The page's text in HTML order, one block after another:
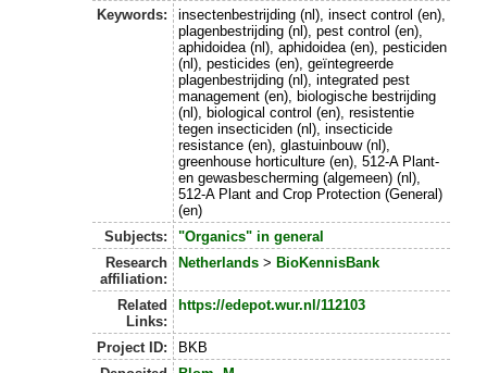
Keywords:
insectenbestrijding (nl), insect control (en),
plagenbestrijding (nl), pest control (en),
aphidoidea (nl), aphidoidea (en), pesticiden
(nl), pesticides (en), geïntegreerde
plagenbestrijding (nl), integrated pest
management (en), biologische bestrijding
(nl), biological control (en), resistentie
tegen insecticiden (nl), insecticide
resistance (en), glastuinbouw (nl),
greenhouse horticulture (en), 512-A Plant-
en gewasbescherming (algemeen) (nl),
512-A Plant and Crop Protection (General)
(en)
Subjects:
"Organics" in general
Research
affiliation:
Netherlands> BioKennisBank
Related
Links:
https://edepot.wur.nl/112103
Project ID:
BKB